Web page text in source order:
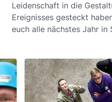
Leidenschaft in die
Ereignisses gesteckt
euch alle nächstes Jahr in